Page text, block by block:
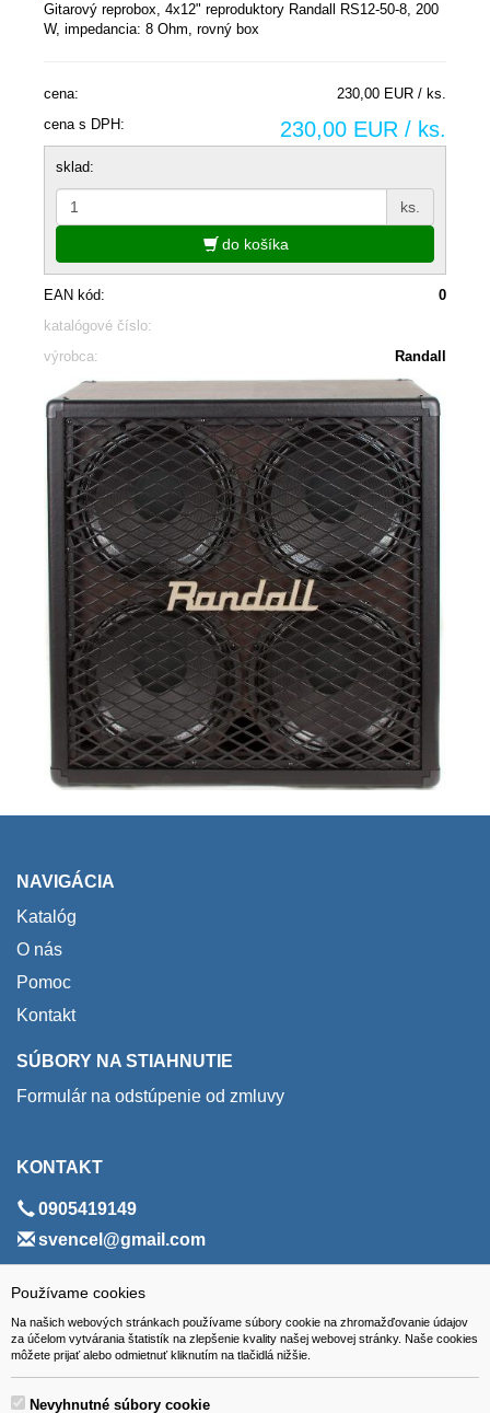
Používame cookies
Na našich webových stránkach používame súbory cookie na zhromažďovanie údajov
za účelom vytvárania štatistík na zlepšenie kvality našej webovej stránky. Naše cookies
môžete prijať alebo odmietnuť kliknutím na tlačidlá nižšie.
Nevyhnutné súbory cookie
Gitarový reprobox, 4x12" reproduktory Randall RS12-50-8, 200
W, impedancia: 8 Ohm, rovný box
cena:
230,00 EUR / ks.
cena s DPH:
230,00 EUR / ks.
sklad:
ks.
do košíka
EAN kód:
0
katalógové číslo:
výrobca:
Randall
NAVIGÁCIA
Katalóg
O nás
Pomoc
Kontakt
SÚBORY NA STIAHNUTIE
Formulár na odstúpenie od zmluvy
KONTAKT
0905419149
svencel@gmail.com
ADRESA
VEST - tech s.r.o.
Hviezdoslavova 280/6, 965 01 Žiar nad Hronom
Slovakia (Slovak Republic)